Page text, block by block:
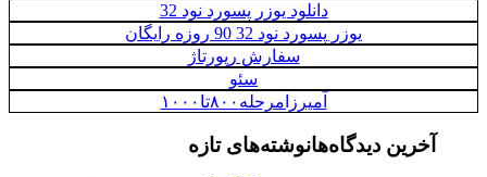
دانلود یوزر پسورد نود 32
یوزر پسورد نود 32 90 روزه رایگان
سفارش رپورتاژ
سئو
آمیرزامرحله۸۰۰تا۱۰۰۰
نوشته‌های تازهآخرین دیدگاه‌ها